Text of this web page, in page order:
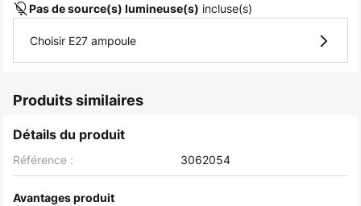
Pas de source(s) lumineuse(s) incluse(s)
Choisir E27 ampoule
Produits similaires
Détails du produit
Référence : 3062054
Avantages produit